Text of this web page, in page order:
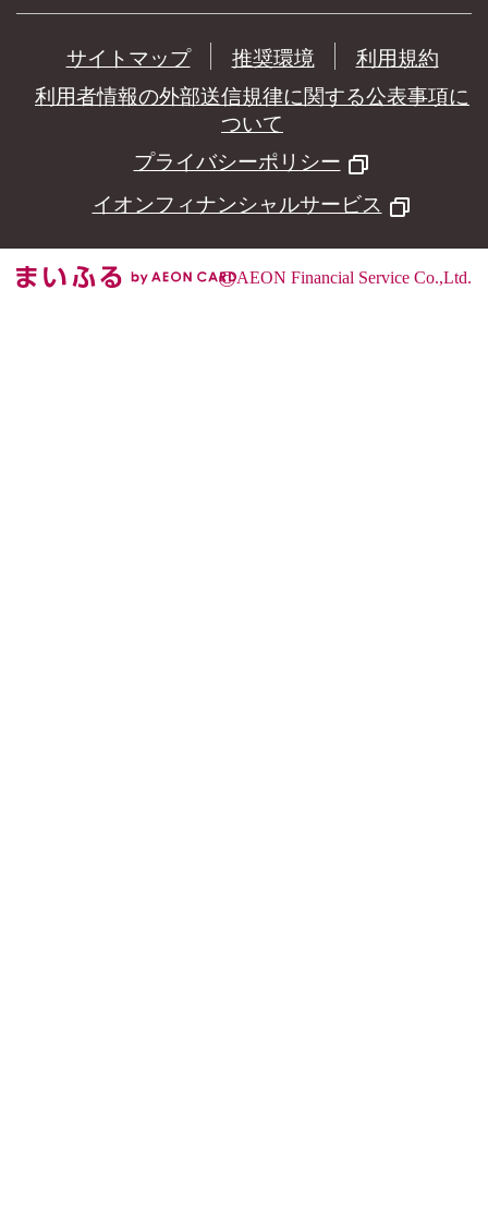
サイトマップ 推奨環境
利用規約
利用者情報の外部送信規律に関する公表事項に
ついて
プライバシーポリシー
イオンフィナンシャルサービス
©AEON Financial Service Co.,Ltd.